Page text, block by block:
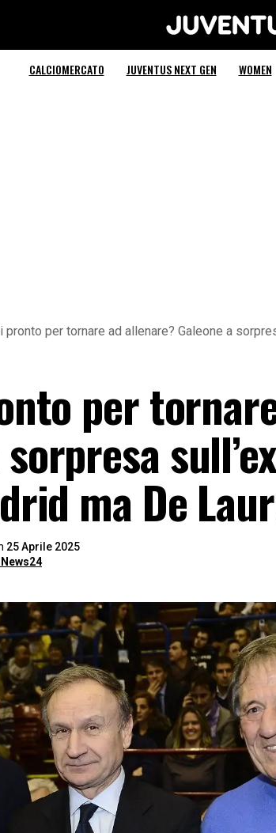
CALCIOMERCATO JUVENTUS NEXT GEN WOMEN
pronto per tornare ad allenare? Galeone a
per
ma De
25 Aprile 2025